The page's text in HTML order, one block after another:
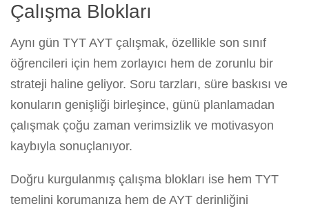
Çalışma Blokları
Aynı gün TYT AYT çalışmak, özellikle son sınıf
öğrencileri için hem zorlayıcı hem de zorunlu bir
strateji haline geliyor. Soru tarzları, süre baskısı ve
konuların genişliği birleşince, günü planlamadan
çalışmak çoğu zaman verimsizlik ve motivasyon
kaybıyla sonuçlanıyor.
Doğru kurgulanmış çalışma blokları ise hem TYT
temelini korumanıza hem de AYT derinliğini